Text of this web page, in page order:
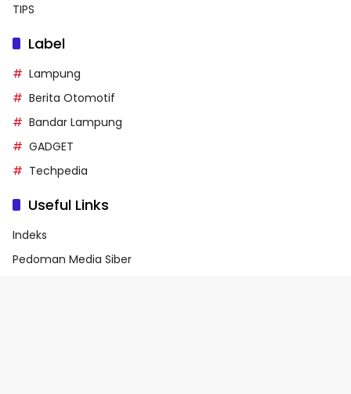
TIPS
Label
Lampung
Berita Otomotif
Bandar Lampung
GADGET
Techpedia
Useful Links
Indeks
Pedoman Media Siber